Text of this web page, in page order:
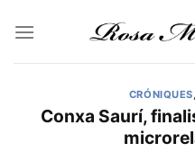
CRÓNIQUES,
Conxa Saurí,